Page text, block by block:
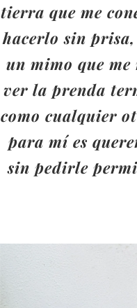
tierra que me
hacerlo sin
un mimo que
ver la prenda
como cualquier
para mí es
sin pedirle